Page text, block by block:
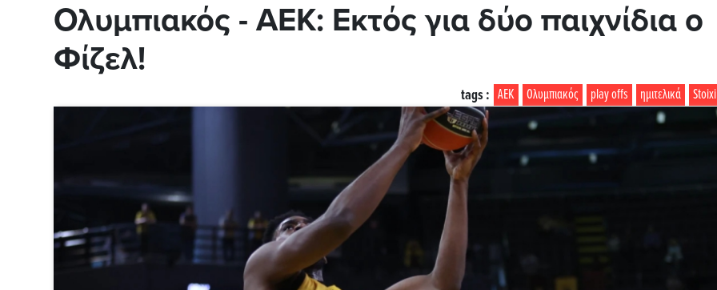
Ολυμπιακός - ΑΕΚ: Εκτός για δύο παιχνίδια ο
Φίζελ!
ημιτελικά
play offs
Ολυμπιακός
ΑΕΚ
tags :